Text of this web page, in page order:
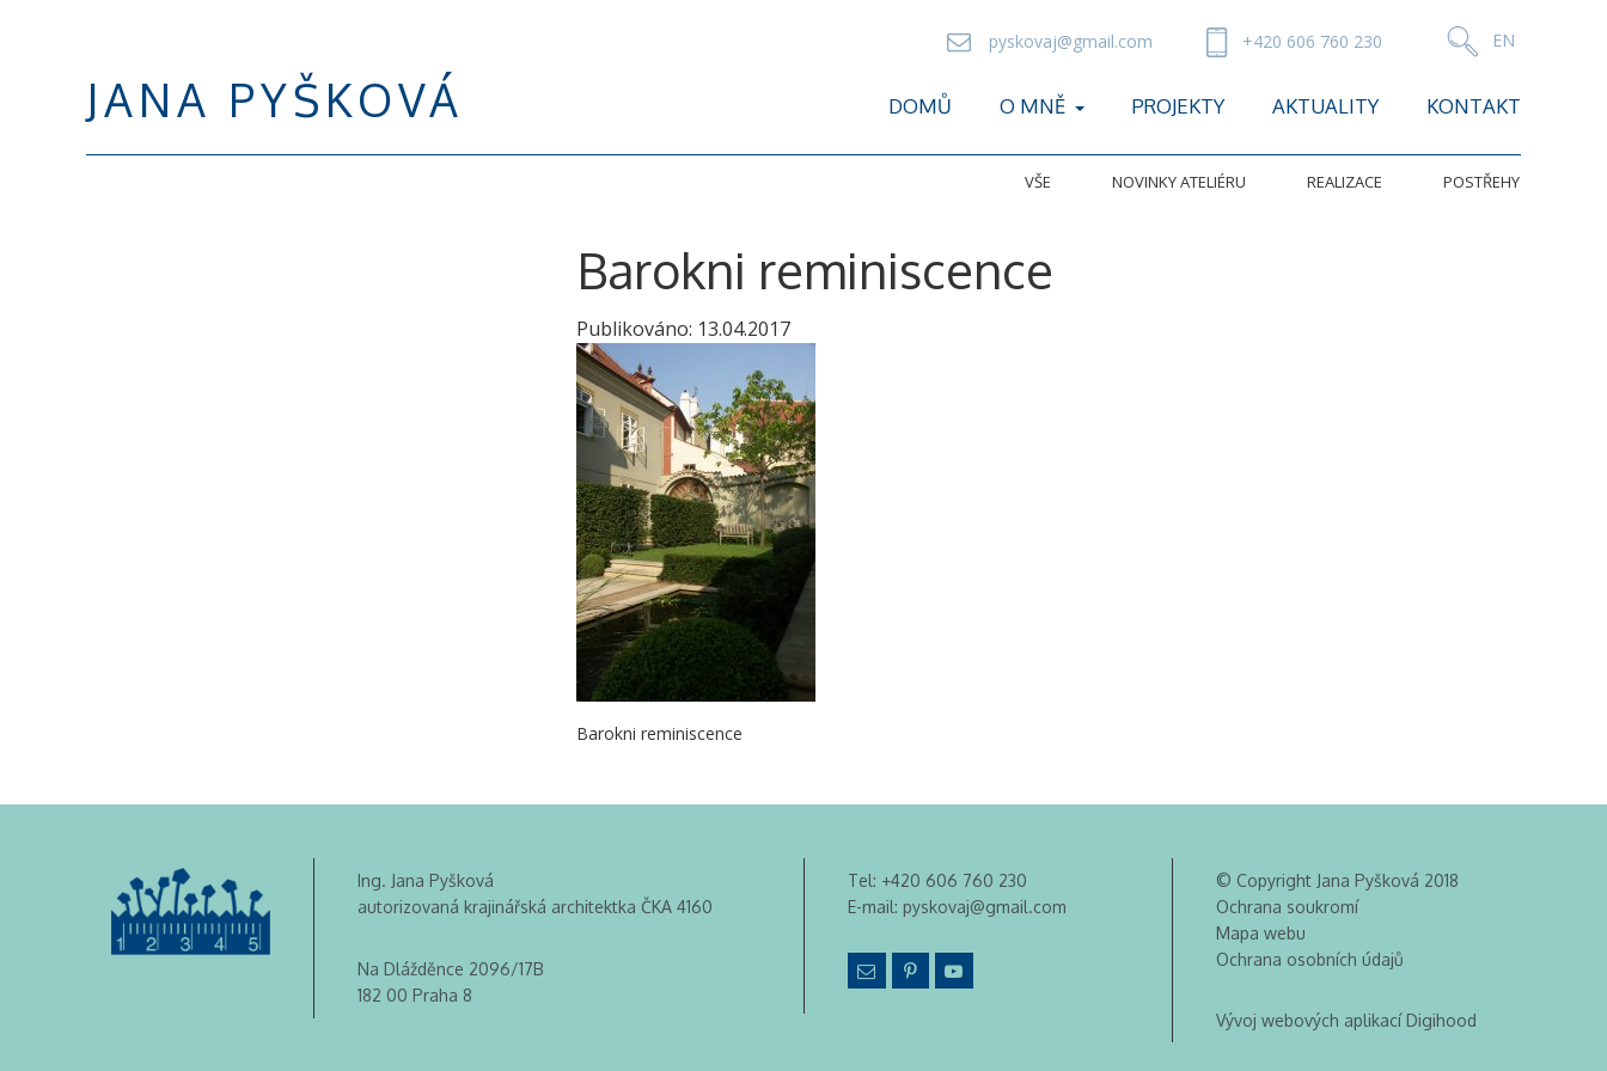
JANA PYŠKOVÁ
pyskovaj@gmail.com +420 606 760 230
DOMŮ O MNĚ PROJEKTY AKTUALITY KONTAKT
VŠE NOVINKY ATELIÉRU REALIZACE POSTŘEHY
Barokni reminiscence
Publikováno: 13.04.2017
Barokni reminiscence
Ing. Jana Pyšková
autorizovaná krajinářská architektka ČKA 4160
Na Dlážděnce 2096/17B
182 00 Praha 8
Tel: +420 606 760 230
E-mail: pyskovaj@gmail.com
© Copyright Jana Pyšková 2018
Ochrana soukromí
Mapa webu
Ochrana osobních údajů
Vývoj webových aplikací Digihood